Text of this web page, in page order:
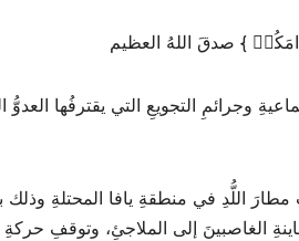
} صدقَ اللهُ العظيم
وجرائمِ التجويعِ التي يقترفُها
الغاصبينَ إلى الملاجئِ، وتوقفِ حركةِ